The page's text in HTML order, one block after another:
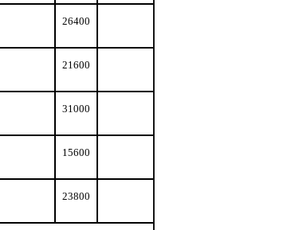
26400
21600
31000
15600
23800